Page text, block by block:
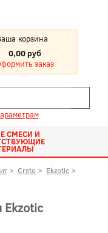
корзина
0,00 руб
заказ
СМЕСИ И
> Creto > Ekzotic >
Ekzotic